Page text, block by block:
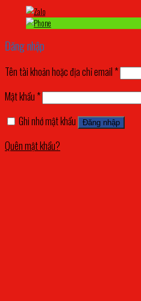
Đăng nhập
Tên tài khoản hoặc địa chỉ email *
Mật khẩu *
Ghi nhớ mật khẩu
Đăng nhập
Quên mật khẩu?